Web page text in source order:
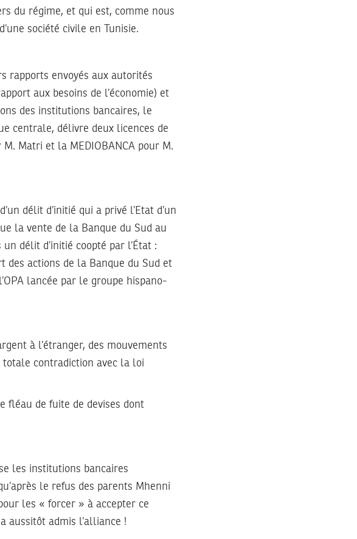
du régime, et qui est, comme nous
société civile en Tunisie.
rapports envoyés aux autorités
aux besoins de l’économie) et
des institutions bancaires, le
centrale, délivre deux licences de
Matri et la MEDIOBANCA pour M.
délit d’initié qui a privé l’Etat d’un
la vente de la Banque du Sud au
délit d’initié coopté par l’État :
des actions de la Banque du Sud et
lancée par le groupe hispano-
à l’étranger, des mouvements
contradiction avec la loi
fléau de fuite de devises dont
les institutions bancaires
le refus des parents Mhenni
les « forcer » à accepter ce
aussitôt admis l’alliance !